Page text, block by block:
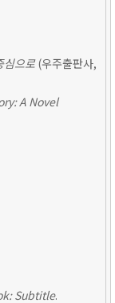
심으로(우주출판사,
A Novel
Subtitle.